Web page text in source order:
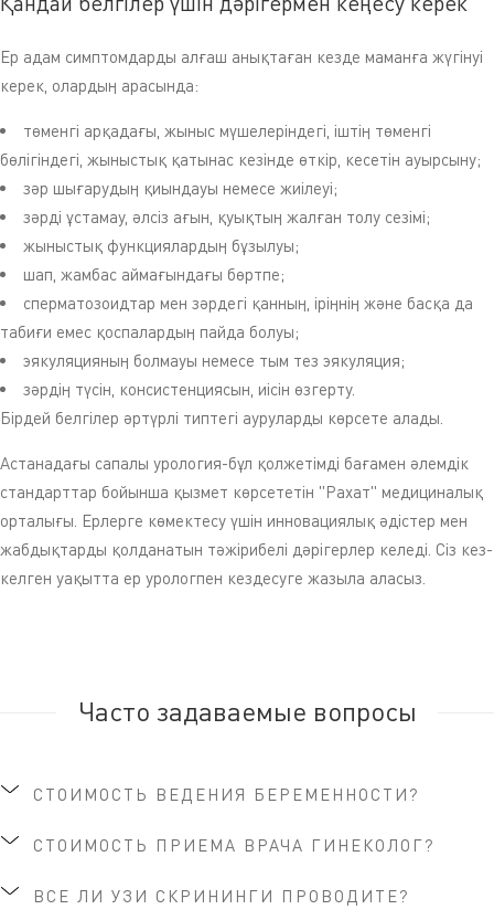
Ер адам симптомдарды алғаш анықтаған кезде маманға жүгінуі
керек, олардың арасында:
төменгі арқадағы, жыныс мүшелеріндегі, іштің төменгі
бөлігіндегі, жыныстық қатынас кезінде өткір, кесетін ауырсыну;
зәр шығарудың қиындауы немесе жиілеуі;
зәрді ұстамау, әлсіз ағын, қуықтың жалған толу сезімі;
жыныстық функциялардың бұзылуы;
шап, жамбас аймағындағы бөртпе;
сперматозоидтар мен зәрдегі қанның, іріңнің және басқа да
табиғи емес қоспалардың пайда болуы;
эякуляцияның болмауы немесе тым тез эякуляция;
зәрдің түсін, консистенциясын, иісін өзгерту.
Бірдей белгілер әртүрлі типтегі ауруларды көрсете алады.
Астанадағы сапалы урология-бұл қолжетімді бағамен әлемдік
стандарттар бойынша қызмет көрсететін "Рахат" медициналық
орталығы. Ерлерге көмектесу үшін инновациялық әдістер мен
жабдықтарды қолданатын тәжірибелі дәрігерлер келеді. Сіз кез-
келген уақытта ер урологпен кездесуге жазыла аласыз.
Часто задаваемые вопросы
СТОИМОСТЬ ВЕДЕНИЯ БЕРЕМЕННОСТИ?
СТОИМОСТЬ ПРИЕМА ВРАЧА ГИНЕКОЛОГ?
ВСЕ ЛИ УЗИ СКРИНИНГИ ПРОВОДИТЕ?